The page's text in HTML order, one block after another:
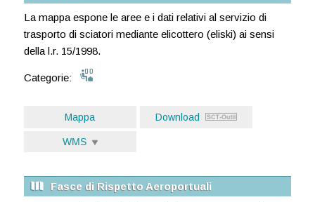
La mappa espone le aree e i dati relativi al servizio di
trasporto di sciatori mediante elicottero (eliski) ai sensi
della l.r. 15/1998.
Categorie:
Mappa Download
WMS
Fasce di Rispetto Aeroportuali